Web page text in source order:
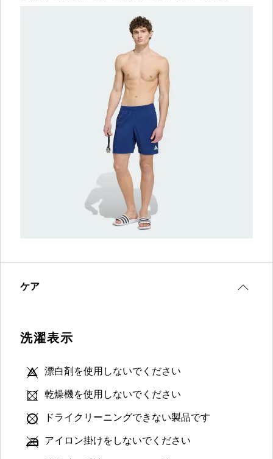
ケア
洗濯表示
漂白剤を使用しないでください
乾燥機を使用しないでください
ドライクリーニングできない製品です
アイロン掛けをしないでください